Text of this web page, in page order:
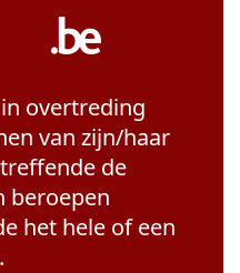
overtreding
van zijn/haar
de
beroepen
het hele of een